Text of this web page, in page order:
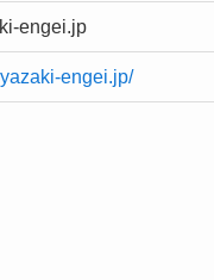
engei.jp
engei.jp/